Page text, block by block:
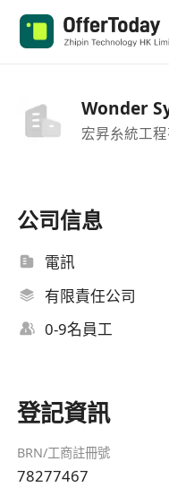
Wonder
宏昇糸統工
公司信息
電訊
有限責任公司
0-9名員工
登記資訊
BRN/工商註冊號
78277467